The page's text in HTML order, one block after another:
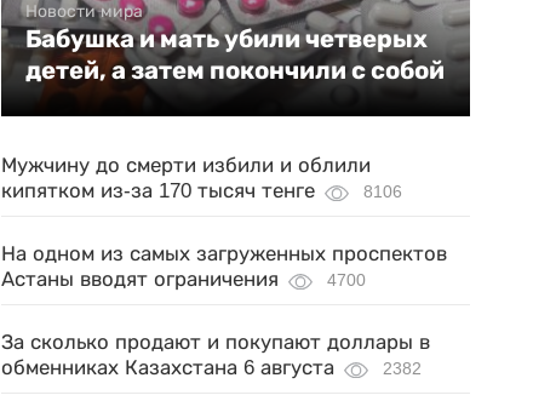
Новости мира
Бабушка и мать убили четверых
детей, а затем покончили с собой
Мужчину до смерти избили и облили
кипятком из-за 170 тысяч тенге
8106
На одном из самых загруженных проспектов
Астаны вводят ограничения
4700
За сколько продают и покупают доллары в
обменниках Казахстана 6 августа
2382